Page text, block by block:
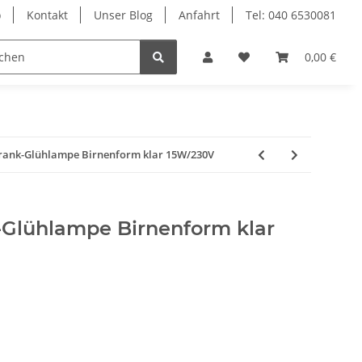
Kontakt Unser Blog Anfahrt Tel: 040 6530081
0,00 €
Ersatzteile Retouren-Shop
Glühlampe Birnenform klar 15W/230V
Glühlampe Birnenform klar